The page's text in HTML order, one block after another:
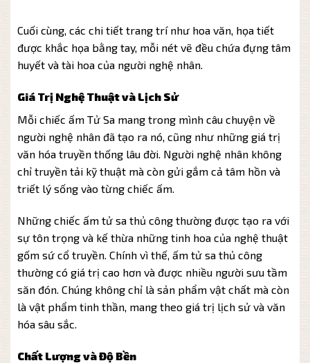
Cuối cùng, các chi tiết trang trí như hoa văn, họa tiết
được khắc họa bằng tay, mỗi nét vẽ đều chứa đựng tâm
huyết và tài hoa của người nghệ nhân.
Giá Trị Nghệ Thuật và Lịch Sử
Mỗi chiếc ấm Tử Sa mang trong mình câu chuyện về
người nghệ nhân đã tạo ra nó, cũng như những giá trị
văn hóa truyền thống lâu đời. Người nghệ nhân không
chỉ truyền tải kỹ thuật mà còn gửi gắm cả tâm hồn và
triết lý sống vào từng chiếc ấm.
Những chiếc ấm tử sa thủ công thường được tạo ra với
sự tôn trọng và kế thừa những tinh hoa của nghệ thuật
gốm sứ cổ truyền. Chính vì thế, ấm tử sa thủ công
thường có giá trị cao hơn và được nhiều người sưu tầm
săn đón. Chúng không chỉ là sản phẩm vật chất mà còn
là vật phẩm tinh thần, mang theo giá trị lịch sử và văn
hóa sâu sắc.
Chất Lượng và Độ Bền